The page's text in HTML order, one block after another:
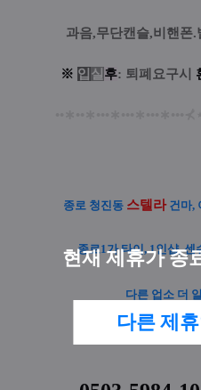
현재 제휴가 종
다른 제
과음,무단캔슬,비핸폰
※ 입 실 후: 퇴폐요구시
종로 청진동 스텔라건마,
종로1가 타이, 1인샵, 센
다른 업소 더